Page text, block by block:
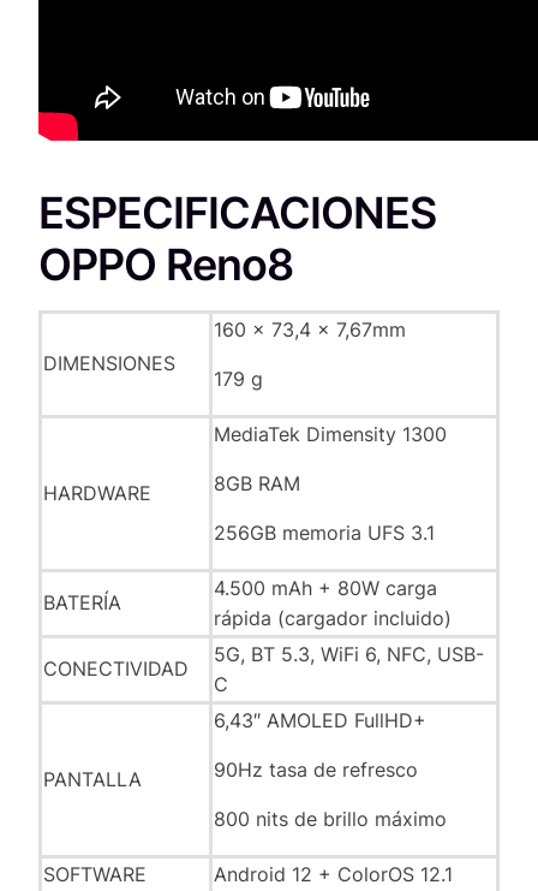
ESPECIFICACIONES
OPPO Reno8
DIMENSIONES
160 x 73,4 x 7,67mm
179 g
HARDWARE
MediaTek Dimensity 1300
8GB RAM
256GB memoria UFS 3.1
BATERÍA
4.500 mAh + 80W carga
rápida (cargador incluido)
CONECTIVIDAD
5G, BT 5.3, WiFi 6, NFC, USB-
C
PANTALLA
6,43″ AMOLED FullHD+
90Hz tasa de refresco
800 nits de brillo máximo
SOFTWARE Android 12 + ColorOS 12.1